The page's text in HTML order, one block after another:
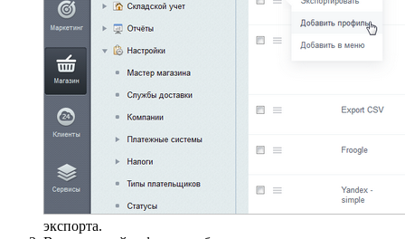
экспорта.